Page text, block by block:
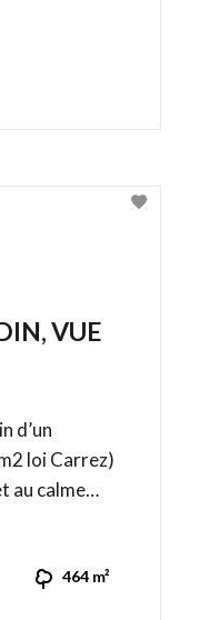
VUE
d’un
loi Carrez)
44 m² avec
464 m²